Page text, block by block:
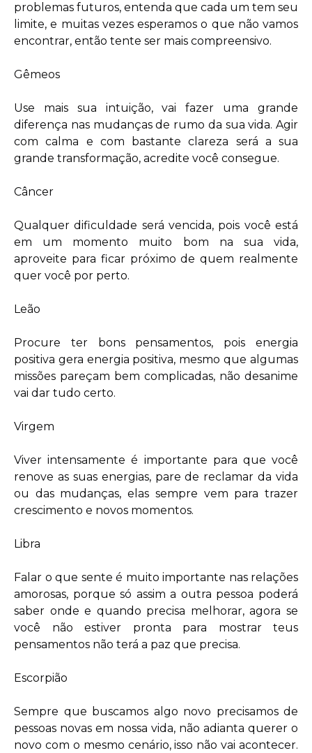
problemas futuros, entenda que cada um tem seu
limite, e muitas vezes esperamos o que não vamos
encontrar, então tente ser mais compreensivo.
Gêmeos
Use mais sua intuição, vai fazer uma grande
diferença nas mudanças de rumo da sua vida. Agir
com calma e com bastante clareza será a sua
grande transformação, acredite você consegue.
Câncer
Qualquer dificuldade será vencida, pois você está
em um momento muito bom na sua vida,
aproveite para ficar próximo de quem realmente
quer você por perto.
Leão
Procure ter bons pensamentos, pois energia
positiva gera energia positiva, mesmo que algumas
missões pareçam bem complicadas, não desanime
vai dar tudo certo.
Virgem
Viver intensamente é importante para que você
renove as suas energias, pare de reclamar da vida
ou das mudanças, elas sempre vem para trazer
crescimento e novos momentos.
Libra
Falar o que sente é muito importante nas relações
amorosas, porque só assim a outra pessoa poderá
saber onde e quando precisa melhorar, agora se
você não estiver pronta para mostrar teus
pensamentos não terá a paz que precisa.
Escorpião
Sempre que buscamos algo novo precisamos de
pessoas novas em nossa vida, não adianta querer o
novo com o mesmo cenário, isso não vai acontecer.